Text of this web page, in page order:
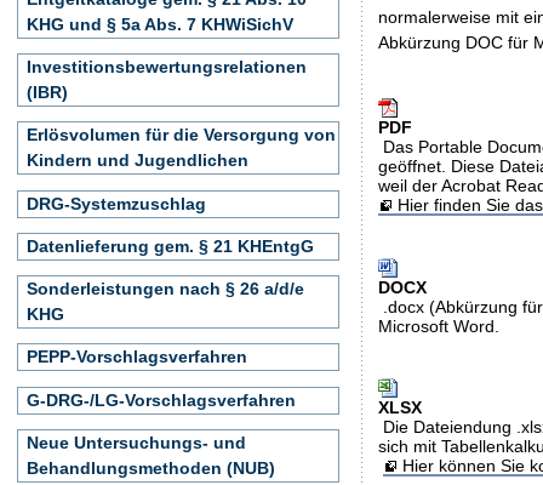
normalerweise mit
Abkürzung DOC für
PDF
Das Portable
geöffnet. Diese
weil der Acrobat
Hier finden Sie
DOCX
.docx (Abkürzung
Microsoft Word.
XLSX
Die Dateiendung
sich mit
Hier können Sie
KHG und § 5a Abs. 7 KHWiSichV
Investitionsbewertungsrelationen
(IBR)
Erlösvolumen für die Versorgung von
Kindern und Jugendlichen
DRG-Systemzuschlag
Datenlieferung gem. § 21 KHEntgG
Sonderleistungen nach § 26 a/d/e
KHG
PEPP-Vorschlagsverfahren
G-DRG-/LG-Vorschlagsverfahren
Neue Untersuchungs- und
Behandlungsmethoden (NUB)